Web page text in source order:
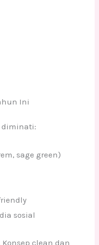
Ini
diminati:
sage green)
sosial
clean dan